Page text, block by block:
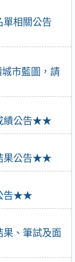
相關公告
市藍圖，請
績公告★★
果公告★★
告★★
、筆試及面